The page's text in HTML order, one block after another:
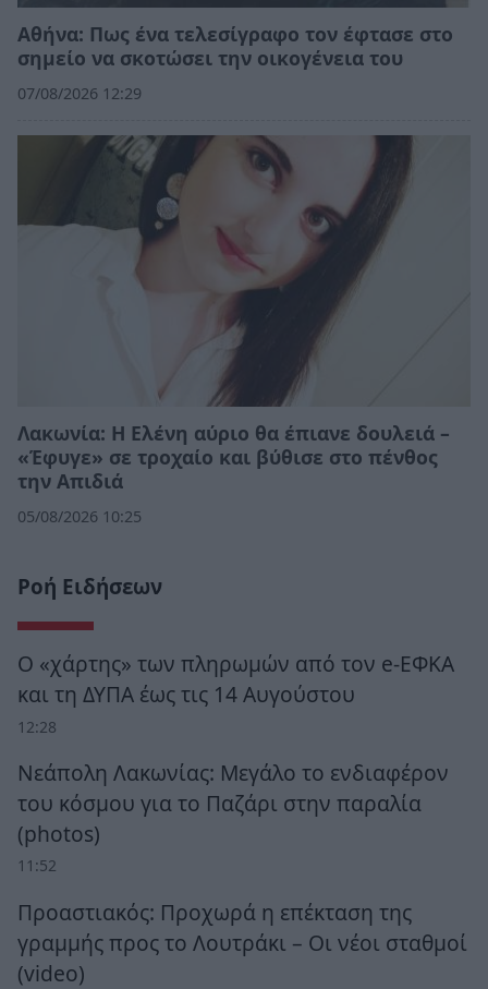
Αθήνα: Πως ένα τελεσίγραφο τον έφτασε στο
σημείο να σκοτώσει την οικογένεια του
07/08/2026 12:29
Λακωνία: Η Ελένη αύριο θα έπιανε δουλειά –
«Έφυγε» σε τροχαίο και βύθισε στο πένθος
την Απιδιά
05/08/2026 10:25
Ροή Ειδήσεων
Ο «χάρτης» των πληρωμών από τον e-ΕΦΚΑ
και τη ΔΥΠΑ έως τις 14 Αυγούστου
12:28
Νεάπολη Λακωνίας: Μεγάλο το ενδιαφέρον
του κόσμου για το Παζάρι στην παραλία
(photos)
11:52
Προαστιακός: Προχωρά η επέκταση της
γραμμής προς το Λουτράκι – Οι νέοι σταθμοί
(video)